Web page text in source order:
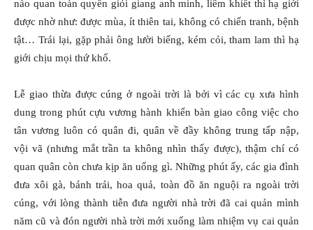
nào quan toàn quyền giỏi giang anh minh, liêm khiết thì hạ giới
được nhờ như: được mùa, ít thiên tai, không có chiến tranh, bệnh
tật… Trái lại, gặp phải ông lười biếng, kém cỏi, tham lam thì hạ
giới chịu mọi thứ khổ.
Lễ giao thừa được cúng ở ngoài trời là bởi vì các cụ xưa hình
dung trong phút cựu vương hành khiển bàn giao công việc cho
tân vương luôn có quân đi, quân về đầy không trung tấp nập,
vội vã (nhưng mắt trần ta không nhìn thấy được), thậm chí có
quan quân còn chưa kịp ăn uống gì. Những phút ấy, các gia đình
đưa xôi gà, bánh trái, hoa quả, toàn đồ ăn nguội ra ngoài trời
cúng, với lòng thành tiễn đưa người nhà trời đã cai quản mình
năm cũ và đón người nhà trời mới xuống làm nhiệm vụ cai quản